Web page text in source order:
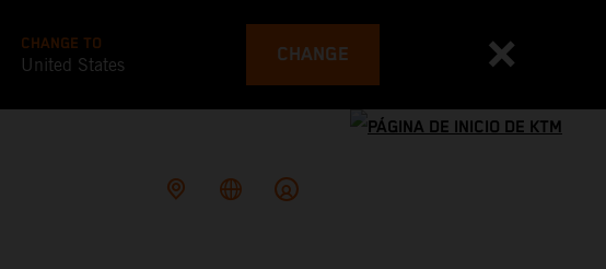
CHANGE TO
United States CHANGE